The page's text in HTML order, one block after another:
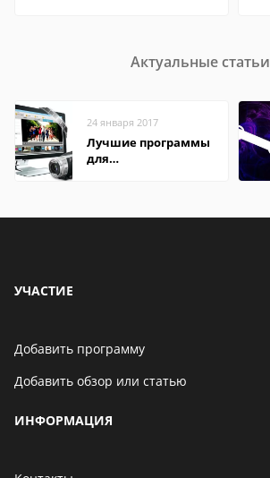
Актуальные статьи
24 января 2017
Лучшие программы
для
УЧАСТИЕ
Добавить программу
Добавить обзор или статью
ИНФОРМАЦИЯ